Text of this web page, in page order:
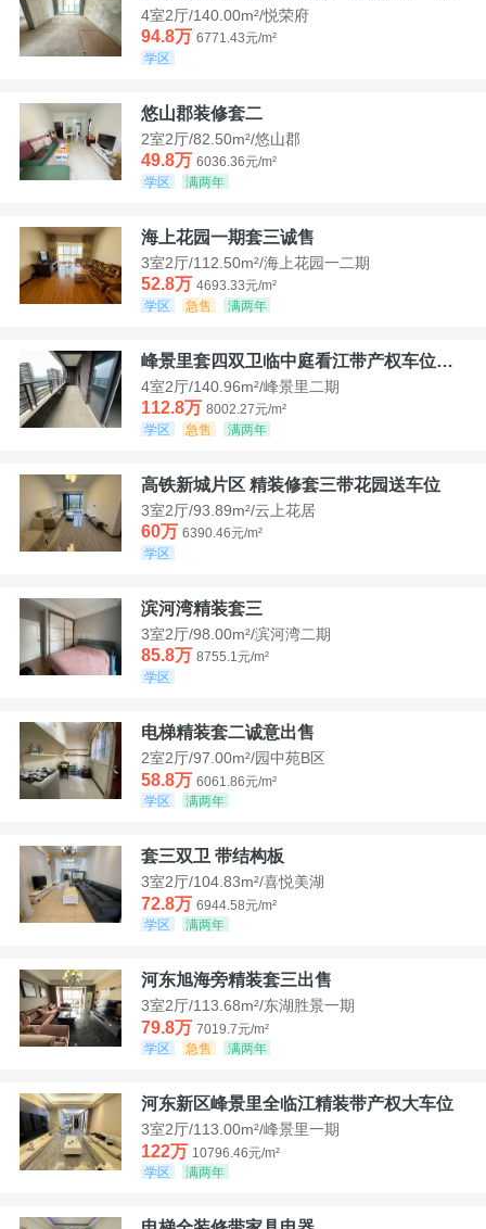
4室2厅/140.00m²/悦荣府
94.8万 6771.43元/m²
学区
悠山郡装修套二
2室2厅/82.50m²/悠山郡
49.8万 6036.36元/m²
学区
满两年
海上花园一期套三诚售
3室2厅/112.50m²/海上花园一二期
52.8万 4693.33元/m²
学区
急售 满两年
峰景里套四双卫临中庭看江带产权车位诚售
4室2厅/140.96m²/峰景里二期
112.8万 8002.27元/m²
学区
急售 满两年
高铁新城片区 精装修套三带花园送车位
3室2厅/93.89m²/云上花居
60万 6390.46元/m²
学区
滨河湾精装套三
3室2厅/98.00m²/滨河湾二期
85.8万 8755.1元/m²
学区
电梯精装套二诚意出售
2室2厅/97.00m²/园中苑B区
58.8万 6061.86元/m²
学区
满两年
套三双卫 带结构板
3室2厅/104.83m²/喜悦美湖
72.8万 6944.58元/m²
学区
满两年
河东旭海旁精装套三出售
3室2厅/113.68m²/东湖胜景一期
79.8万 7019.7元/m²
学区
急售 满两年
河东新区峰景里全临江精装带产权大车位
3室2厅/113.00m²/峰景里一期
122万 10796.46元/m²
学区
满两年